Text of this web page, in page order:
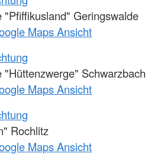
"Pfiffikusland" Geringswalde
Maps Ansicht
"Hüttenzwerge" Schwarzbach
Maps Ansicht
Rochlitz
Maps Ansicht